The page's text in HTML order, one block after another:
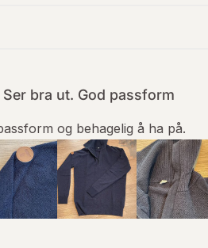
Ser bra ut. God passform
og behagelig å ha på.